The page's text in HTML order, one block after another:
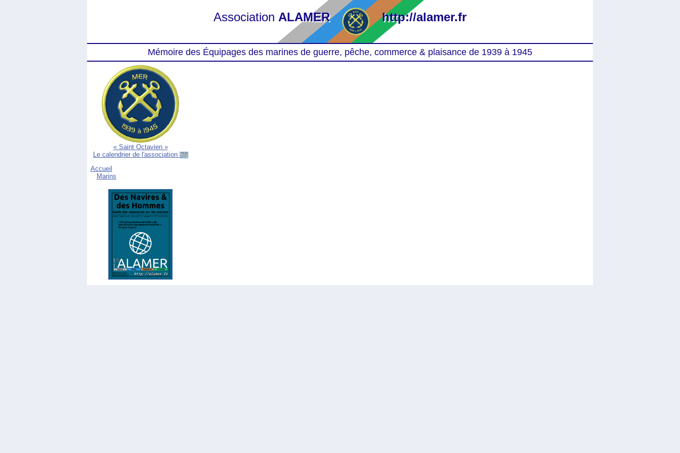
Association ALAMER http://alamer.fr
Mémoire des Équipages des marines de guerre, pêche, commerce & plaisance de 1939 à 1945
« Saint Octavien »
Le calendrier de l'association
Accueil
Marins